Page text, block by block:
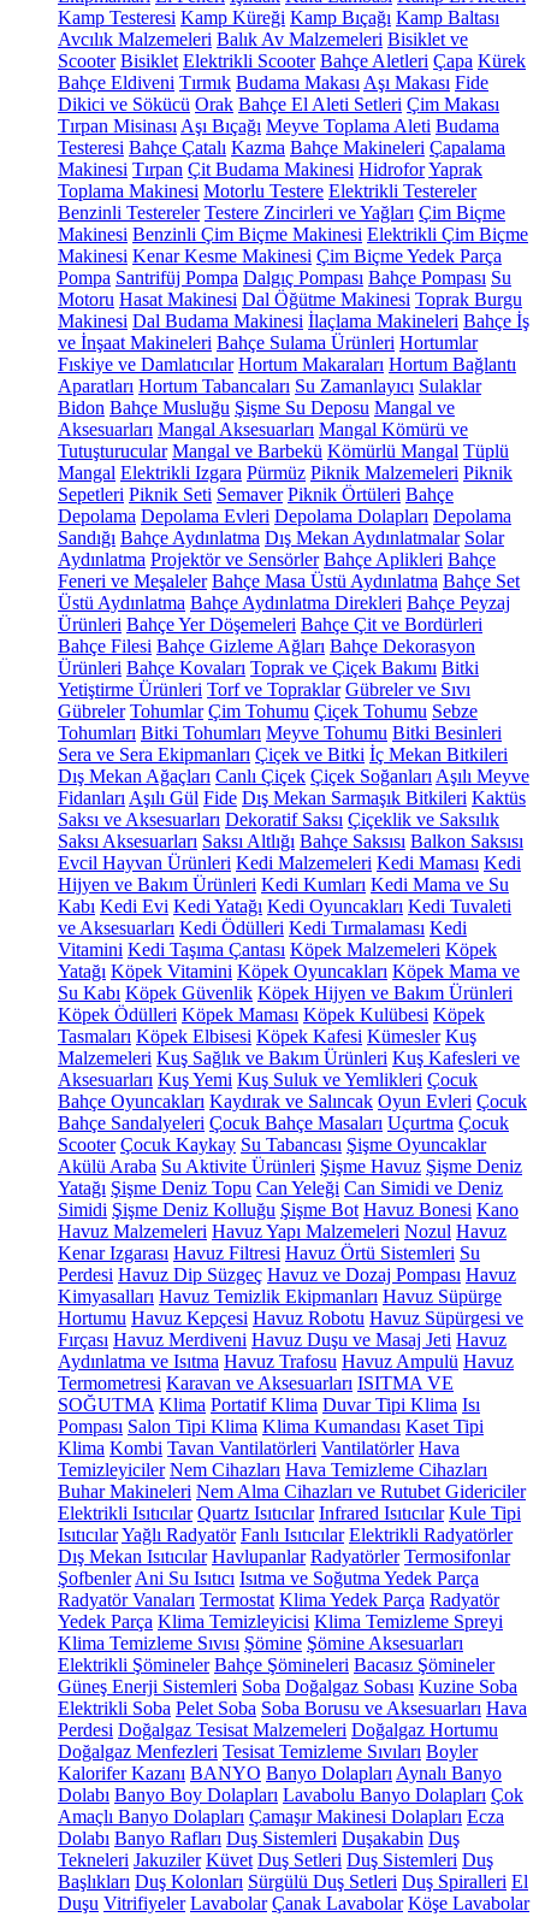
Kamp Testeresi Kamp Küreği Kamp Bıçağı Kamp Baltası
Avcılık Malzemeleri Balık Av Malzemeleri Bisiklet ve
Scooter Bisiklet Elektrikli Scooter Bahçe Aletleri Çapa Kürek
Bahçe Eldiveni Tırmık Budama Makası Aşı Makası Fide
Dikici ve Sökücü Orak Bahçe El Aleti Setleri Çim Makası
Tırpan Misinası Aşı Bıçağı Meyve Toplama Aleti Budama
Testeresi Bahçe Çatalı Kazma Bahçe Makineleri Çapalama
Makinesi Tırpan Çit Budama Makinesi HidroforYaprak
Toplama Makinesi Motorlu Testere Elektrikli Testereler
Benzinli Testereler Testere Zincirleri ve Yağları Çim Biçme
Makinesi Benzinli Çim Biçme Makinesi Elektrikli Çim Biçme
Makinesi Kenar Kesme Makinesi Çim Biçme Yedek Parça
Pompa Santrifüj Pompa Dalgıç Pompası Bahçe Pompası Su
Motoru Hasat Makinesi Dal Öğütme Makinesi Toprak Burgu
Makinesi Dal Budama Makinesi İlaçlama Makineleri Bahçe İş
ve İnşaat Makineleri Bahçe Sulama Ürünleri Hortumlar
Fıskiye ve Damlatıcılar Hortum Makaraları Hortum Bağlantı
Aparatları Hortum Tabancaları Su Zamanlayıcı Sulaklar
Bidon Bahçe Musluğu Şişme Su Deposu Mangal ve
Aksesuarları Mangal Aksesuarları Mangal Kömürü ve
Tutuşturucular Mangal ve Barbekü Kömürlü Mangal Tüplü
Mangal Elektrikli Izgara Pürmüz Piknik Malzemeleri Piknik
Sepetleri Piknik Seti Semaver Piknik Örtüleri Bahçe
Depolama Depolama Evleri Depolama Dolapları Depolama
Sandığı Bahçe Aydınlatma Dış Mekan Aydınlatmalar Solar
Aydınlatma Projektör ve Sensörler Bahçe Aplikleri Bahçe
Feneri ve Meşaleler Bahçe Masa Üstü Aydınlatma Bahçe Set
Üstü Aydınlatma Bahçe Aydınlatma Direkleri Bahçe Peyzaj
Ürünleri Bahçe Yer Döşemeleri Bahçe Çit ve Bordürleri
Bahçe Filesi Bahçe Gizleme Ağları Bahçe Dekorasyon
Ürünleri Bahçe Kovaları Toprak ve Çiçek Bakımı Bitki
Yetiştirme Ürünleri Torf ve Topraklar Gübreler ve Sıvı
Gübreler Tohumlar Çim Tohumu Çiçek Tohumu Sebze
Tohumları Bitki Tohumları Meyve Tohumu Bitki Besinleri
Sera ve Sera Ekipmanları Çiçek ve Bitki İç Mekan Bitkileri
Dış Mekan Ağaçları Canlı Çiçek Çiçek Soğanları Aşılı Meyve
Fidanları Aşılı Gül Fide Dış Mekan Sarmaşık Bitkileri Kaktüs
Saksı ve Aksesuarları Dekoratif Saksı Çiçeklik ve Saksılık
Saksı Aksesuarları Saksı Altlığı Bahçe Saksısı Balkon Saksısı
Evcil Hayvan Ürünleri Kedi Malzemeleri Kedi Maması Kedi
Hijyen ve Bakım Ürünleri Kedi Kumları Kedi Mama ve Su
Kabı Kedi Evi Kedi Yatağı Kedi Oyuncakları Kedi Tuvaleti
ve Aksesuarları Kedi Ödülleri Kedi Tırmalaması Kedi
Vitamini Kedi Taşıma Çantası Köpek Malzemeleri Köpek
Yatağı Köpek Vitamini Köpek Oyuncakları Köpek Mama ve
Su Kabı Köpek Güvenlik Köpek Hijyen ve Bakım Ürünleri
Köpek Ödülleri Köpek Maması Köpek Kulübesi Köpek
Tasmaları Köpek Elbisesi Köpek Kafesi Kümesler Kuş
Malzemeleri Kuş Sağlık ve Bakım Ürünleri Kuş Kafesleri ve
Aksesuarları Kuş Yemi Kuş Suluk ve Yemlikleri Çocuk
Bahçe Oyuncakları Kaydırak ve Salıncak Oyun Evleri Çocuk
Bahçe Sandalyeleri Çocuk Bahçe Masaları Uçurtma Çocuk
Scooter Çocuk Kaykay Su Tabancası Şişme Oyuncaklar
Akülü Araba Su Aktivite Ürünleri Şişme Havuz Şişme Deniz
Yatağı Şişme Deniz Topu Can Yeleği Can Simidi ve Deniz
Simidi Şişme Deniz Kolluğu Şişme Bot Havuz Bonesi Kano
Havuz Malzemeleri Havuz Yapı Malzemeleri Nozul Havuz
Kenar Izgarası Havuz Filtresi Havuz Örtü Sistemleri Su
Perdesi Havuz Dip Süzgeç Havuz ve Dozaj Pompası Havuz
Kimyasalları Havuz Temizlik Ekipmanları Havuz Süpürge
Hortumu Havuz Kepçesi Havuz Robotu Havuz Süpürgesi ve
Fırçası Havuz Merdiveni Havuz Duşu ve Masaj Jeti Havuz
Aydınlatma ve Isıtma Havuz Trafosu Havuz Ampulü Havuz
Termometresi Karavan ve Aksesuarları ISITMA VE
SOĞUTMA Klima Portatif Klima Duvar Tipi Klima Isı
Pompası Salon Tipi Klima Klima Kumandası Kaset Tipi
Klima Kombi Tavan Vantilatörleri Vantilatörler Hava
Temizleyiciler Nem Cihazları Hava Temizleme Cihazları
Buhar Makineleri Nem Alma Cihazları ve Rutubet Gidericiler
Elektrikli Isıtıcılar Quartz Isıtıcılar Infrared Isıtıcılar Kule Tipi
IsıtıcılarYağlı Radyatör Fanlı Isıtıcılar Elektrikli Radyatörler
Dış Mekan Isıtıcılar Havlupanlar Radyatörler Termosifonlar
Şofbenler Ani Su Isıtıcı Isıtma ve Soğutma Yedek Parça
Radyatör Vanaları Termostat Klima Yedek Parça Radyatör
Yedek Parça Klima Temizleyicisi Klima Temizleme Spreyi
Klima Temizleme Sıvısı Şömine Şömine Aksesuarları
Elektrikli Şömineler Bahçe Şömineleri Bacasız Şömineler
Güneş Enerji Sistemleri Soba Doğalgaz Sobası Kuzine Soba
Elektrikli Soba Pelet Soba Soba Borusu ve Aksesuarları Hava
Perdesi Doğalgaz Tesisat Malzemeleri Doğalgaz Hortumu
Doğalgaz Menfezleri Tesisat Temizleme Sıvıları Boyler
Kalorifer Kazanı BANYO Banyo Dolapları Aynalı Banyo
Dolabı Banyo Boy Dolapları Lavabolu Banyo Dolapları Çok
Amaçlı Banyo Dolapları Çamaşır Makinesi Dolapları Ecza
Dolabı Banyo Rafları Duş Sistemleri Duşakabin Duş
Tekneleri Jakuziler Küvet Duş Setleri Duş Sistemleri Duş
Başlıkları Duş Kolonları Sürgülü Duş Setleri Duş Spiralleri El
Duşu Vitrifiyeler Lavabolar Çanak Lavabolar Köşe Lavabolar